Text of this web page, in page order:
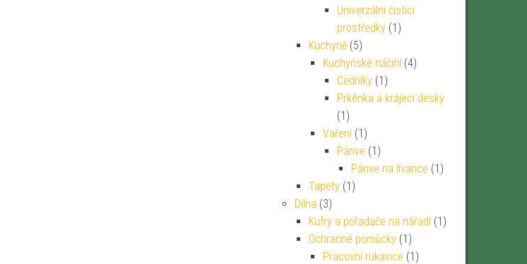
Univerzální čistící
prostředky (1)
Kuchyně (5)
Kuchyňské náčiní (4)
Cedníky (1)
Prkénka a krájecí desky
(1)
Vaření (1)
Pánve (1)
Pánve na lívance (1)
Tapety (1)
Dílna (3)
Kufry a pořadače na nářadí (1)
Ochranné pomůcky (1)
Pracovní rukavice (1)